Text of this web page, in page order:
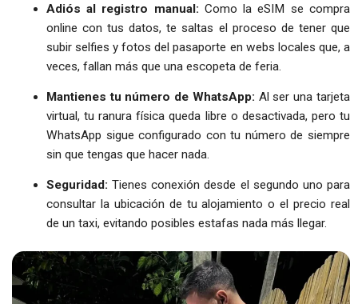
Adiós al registro manual: Como la eSIM se compra
online con tus datos, te saltas el proceso de tener que
subir selfies y fotos del pasaporte en webs locales que, a
veces, fallan más que una escopeta de feria.
Mantienes tu número de WhatsApp: Al ser una tarjeta
virtual, tu ranura física queda libre o desactivada, pero tu
WhatsApp sigue configurado con tu número de siempre
sin que tengas que hacer nada.
Seguridad: Tienes conexión desde el segundo uno para
consultar la ubicación de tu alojamiento o el precio real
de un taxi, evitando posibles estafas nada más llegar.